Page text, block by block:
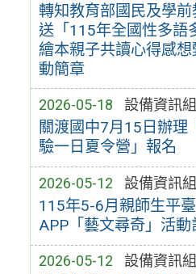
轉知教育部國民及學
送「115年全國性多語
繪本親子共讀心得感
動簡章
2026-05-18 設備資訊組
關渡國中7月15日辦理
驗一日夏令營」報名
2026-05-12 設備資訊組
115年5-6月親師生平
APP「藝文尋奇」活動
2026-05-12 設備資訊組